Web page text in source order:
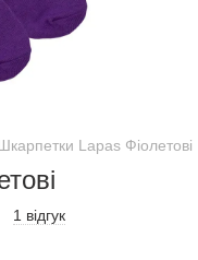
Lapas Фіолетові
1 відгук